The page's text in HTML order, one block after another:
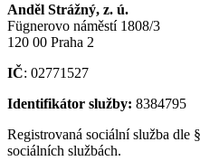
Anděl Strážný, z. ú.
Fügnerovo náměstí 1808/3
120 00 Praha 2
IČ: 02771527
Identifikátor služby: 8384795
Registrovaná sociální služba dle
sociálních službách.